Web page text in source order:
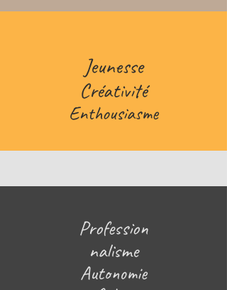
Jeunesse
Créativité
Enthousiasme
Profession
nalisme
Autonomie